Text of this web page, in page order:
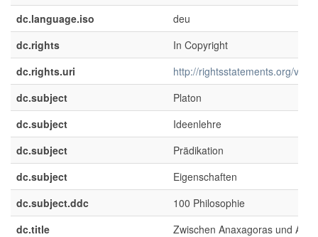
dc.language.iso
deu
dc.rights
In Copyright
dc.rights.uri
http://rightsstatements.org/
dc.subject
Platon
dc.subject
Ideenlehre
dc.subject
Prädikation
dc.subject
Eigenschaften
dc.subject.ddc
100 Philosophie
dc.title
Zwischen Anaxagoras und